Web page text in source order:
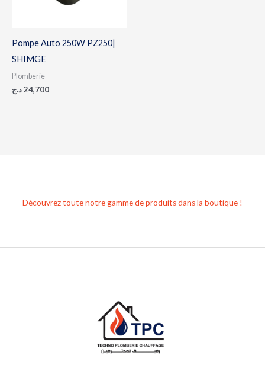
Pompe Auto 250W PZ250|
SHIMGE
Plomberie
24,700د.ج
Découvrez toute notre gamme de produits dans la boutique !